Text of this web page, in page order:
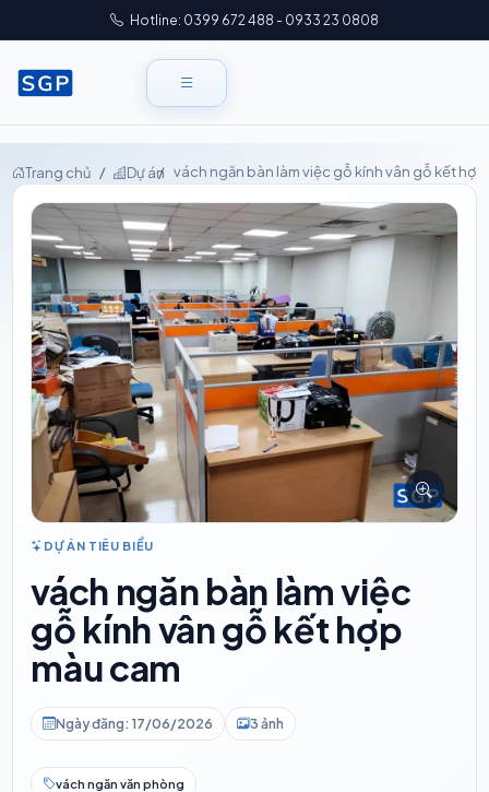
Hotline: 0399 672 488 - 0933 23 0808
Trang chủ Dự án vách ngăn bàn làm việc gỗ kính vân gỗ kết hợp
DỰ ÁN TIÊU BIỂU
vách ngăn bàn làm việc
gỗ kính vân gỗ kết hợp
màu cam
Ngày đăng: 17/06/2026 3 ảnh
vách ngăn văn phòng